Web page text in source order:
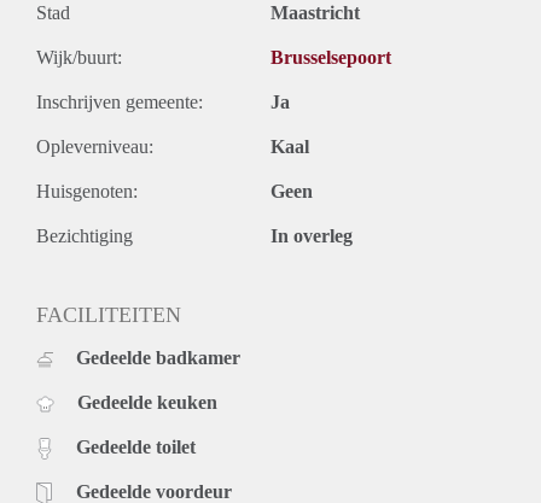
Stad Maastricht
Wijk/buurt: Brusselsepoort
Inschrijven gemeente: Ja
Opleverniveau: Kaal
Huisgenoten: Geen
Bezichtiging In overleg
FACILITEITEN
Gedeelde badkamer
Gedeelde keuken
Gedeelde toilet
Gedeelde voordeur